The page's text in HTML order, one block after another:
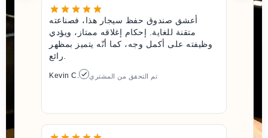
أعشق صندوق حفظ سيجار هذا، فصناعته
متقنة للغاية. إحكام إغلاقه ممتاز، ويؤدي
وظيفته على أكمل وجه، كما أنّه يتميز بمظهر
Kevin C. تم التحقق من المشتري